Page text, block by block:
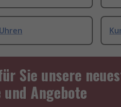
Sie unsere
Angebote